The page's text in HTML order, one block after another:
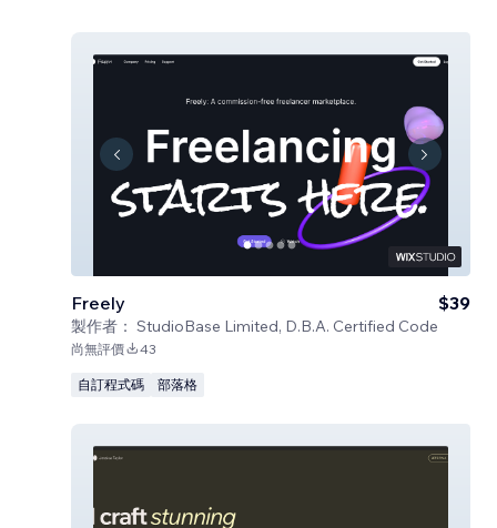
Freely
製作者： StudioBase Limited, D.B.A. Certified Code
$39
尚無評價 43
自訂程式碼 部落格